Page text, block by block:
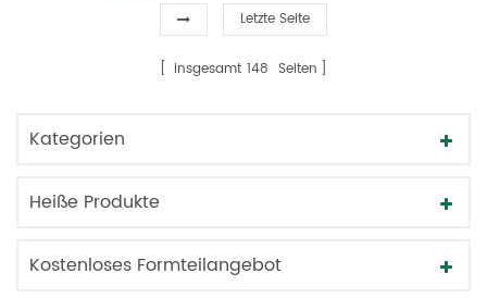
Letzte Seite
insgesamt 148 Seiten
Kategorien
Heiße Produkte
Kostenloses Formteilangebot